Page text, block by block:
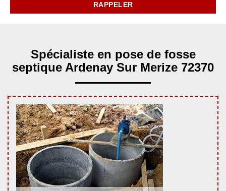
Spécialiste en pose de fosse
septique Ardenay Sur Merize 72370